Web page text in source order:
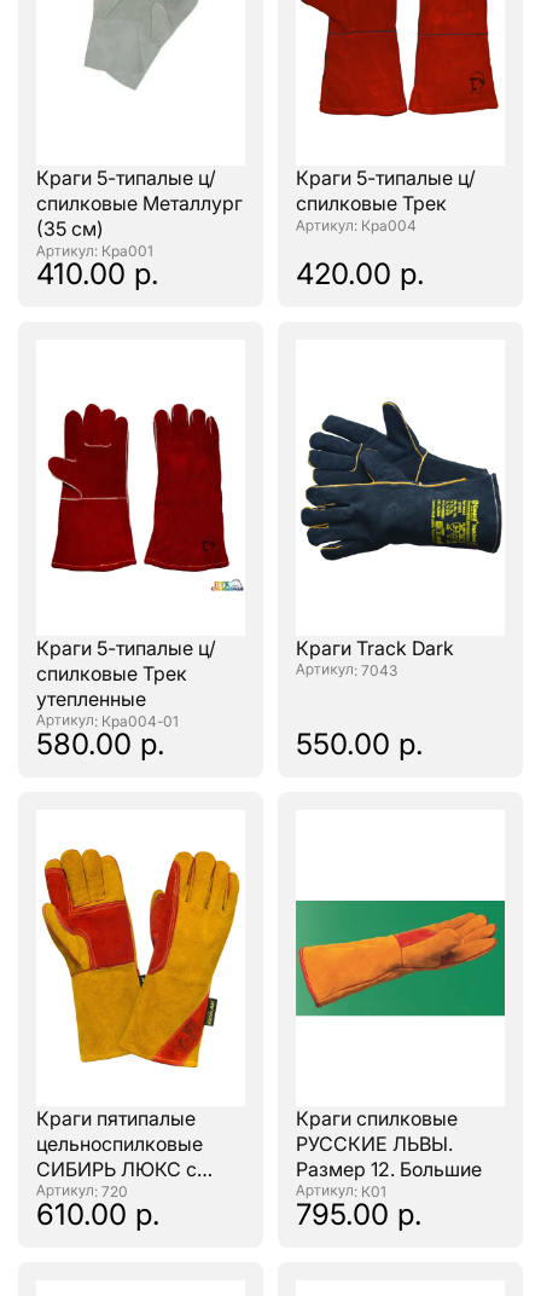
Краги 5-типалые ц/
спилковые Металлург
(35 см)
: Кра001
410.00 р.
Краги 5-типалые ц/
спилковые Трек
: Кра004
420.00 р.
Краги 5-типалые ц/
спилковые Трек
утепленные
: Кра004-01
580.00 р.
Краги Track Dark
: 7043
550.00 р.
Краги пятипалые
цельноспилковые
СИБИРЬ ЛЮКС с
усиленным
наладонником 350
: 720
610.00 р.
Краги спилковые
РУССКИЕ ЛЬВЫ.
Размер 12. Большие
: К01
795.00 р.